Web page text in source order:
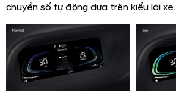
chuyển số tự động dựa trên kiểu lái xe.